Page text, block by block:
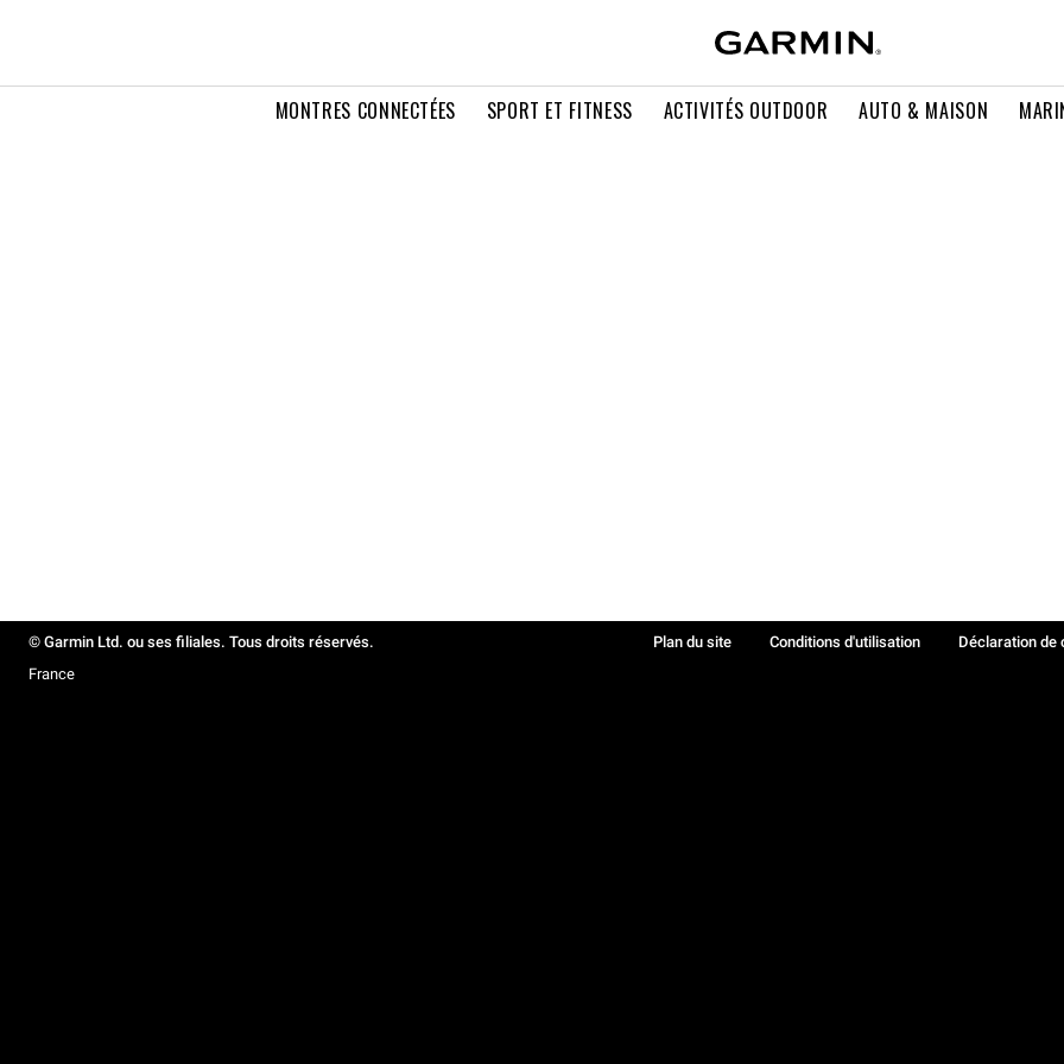
MONTRES CONNECTÉES SPORT ET FITNESS ACTIVITÉS OUTDOOR AUTO & MAISON
© Garmin Ltd. ou ses filiales. Tous droits réservés. Plan du site Conditions d'utilisation Déclaration de
France